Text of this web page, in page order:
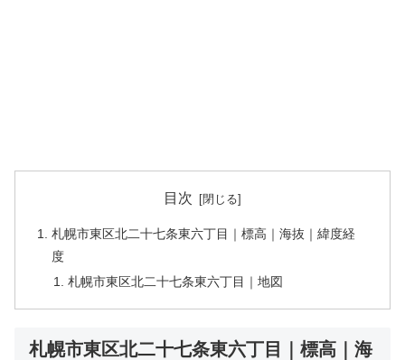
目次
札幌市東区北二十七条東六丁目｜標高｜海抜｜緯度経
度
札幌市東区北二十七条東六丁目｜地図
札幌市東区北二十七条東六丁目｜標高｜海